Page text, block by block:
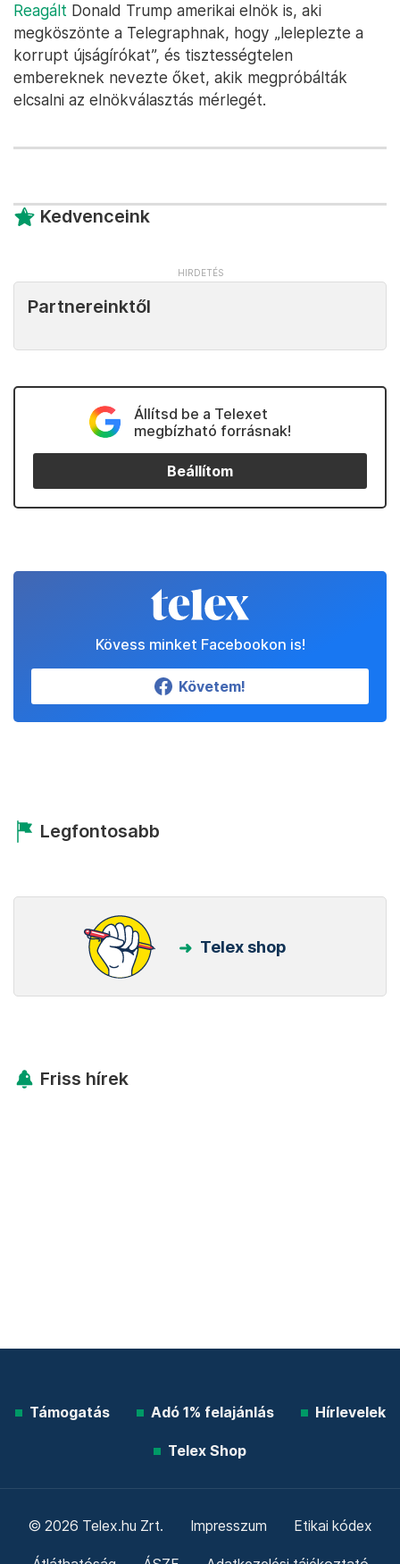
Reagált Donald Trump amerikai elnök is, aki
megköszönte a Telegraphnak, hogy „leleplezte a
korrupt újságírókat”, és tisztességtelen
embereknek nevezte őket, akik megpróbálták
elcsalni az elnökválasztás mérlegét.
Kedvenceink
Partnereinktől
Állítsd be a Telexet
megbízható forrásnak!
Beállítom
Kövess minket Facebookon is!
Követem!
Legfontosabb
Telex shop
Friss hírek
Támogatás Adó 1% felajánlás Hírlevelek
Telex Shop
© 2026 Telex.hu Zrt. Impresszum Etikai kódex